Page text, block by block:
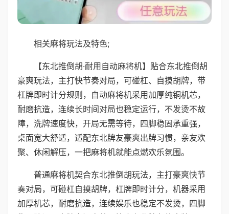
相关麻将玩法及特色;
【东北推倒胡·耐用自动麻将机】贴合东北推倒胡
豪爽玩法，主打快节奏对局，可碰杠、自摸胡牌，带
杠牌即时计分规则，自动麻将机采用加厚纯铜机芯，
耐磨抗造，连续长时间对局也稳定运行，不发烫不故
障，洗牌速度快，开局无需等待，四脚稳固承重强，
桌面宽大舒适，适配东北牌友豪爽出牌习惯，亲友欢
聚、休闲解压，一把麻将机就能点燃欢乐氛围。
普通麻将机契合东北推倒胡玩法，主打豪爽快节
奏对局，可碰杠自摸胡牌，杠牌即时计分，机器采用
加厚机芯，耐磨抗造，连续娱乐也稳定不发烫，四脚